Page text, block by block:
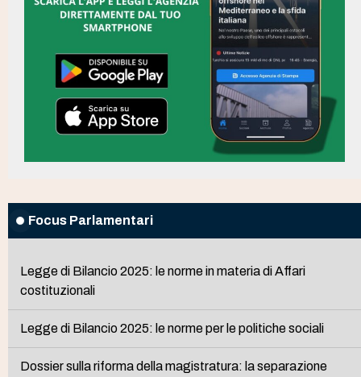
Focus Parlamentari
Legge di Bilancio 2025: le norme in materia di Affari
costituzionali
Legge di Bilancio 2025: le norme per le politiche sociali
Dossier sulla riforma della magistratura: la separazione